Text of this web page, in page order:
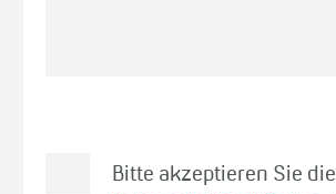
Bitte akzeptieren Sie die